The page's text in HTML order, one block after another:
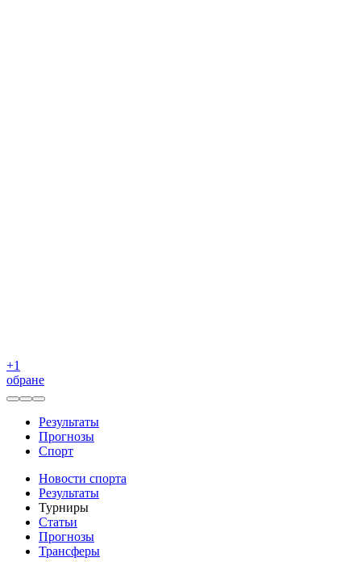
+1
обране
Результаты
Прогнозы
Спорт
Новости спорта
Результаты
Турниры
Статьи
Прогнозы
Трансферы